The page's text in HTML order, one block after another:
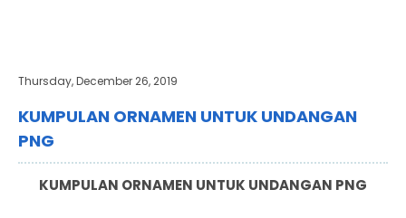
Thursday, December 26, 2019
KUMPULAN ORNAMEN UNTUK UNDANGAN
PNG
KUMPULAN ORNAMEN UNTUK UNDANGAN PNG